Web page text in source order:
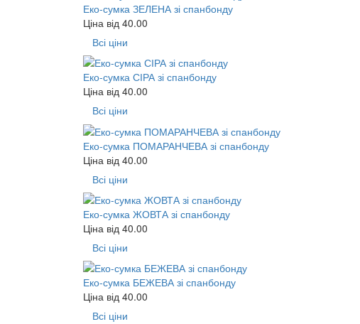
Еко-сумка ЗЕЛЕНА зі спанбонду
Ціна від 40.00
Всі ціни
Еко-сумка СІРА зі спанбонду
Ціна від 40.00
Всі ціни
Еко-сумка ПОМАРАНЧЕВА зі спанбонду
Ціна від 40.00
Всі ціни
Еко-сумка ЖОВТА зі спанбонду
Ціна від 40.00
Всі ціни
Еко-сумка БЕЖЕВА зі спанбонду
Ціна від 40.00
Всі ціни